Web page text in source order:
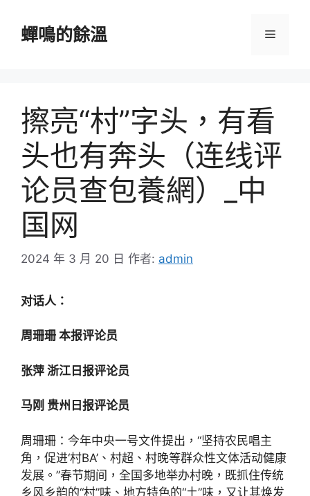
蟬鳴的餘溫 選
擦亮“村”字头，有看
头也有奔头（连线评
论员查包養網）_中
国网
2024 年 3 月 20 日 作者: admin
对话人：
周珊珊 本报评论员
张萍 浙江日报评论员
马刚 贵州日报评论员
周珊珊：今年中央一号文件提出，“坚持农民唱主
角，促进‘村BA’、村超、村晚等群众性文体活动健康
发展。”春节期间，全国多地举办村晚，既抓住传统
乡风乡韵的“村”味、地方特色的“土”味，又让其焕发